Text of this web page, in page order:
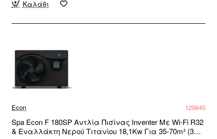
Καλάθι
Econ 129845
Spa Econ F 180SP Αντλία Πισίνας Inventer Με Wi-Fi R32
& Εναλλάκτη Νερού Τιτανίου 18,1Kw Για 35-70m³ (3